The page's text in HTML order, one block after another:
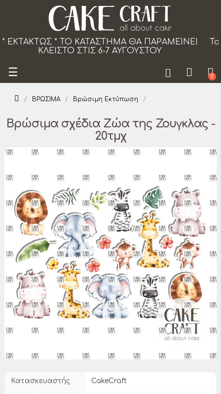
Το κατάστημα θα παραμείνει κλειστό τα
από 18/07 εως 29/08.
Toggle
navigation
☰ 0
ΒΡΩΣΙΜΑ Βρώσιμη Εκτύπωση
Βρώσιμα σχέδια Ζώα της Ζουγκλας -
20τμχ
Κατασκευαστής CakeCraft